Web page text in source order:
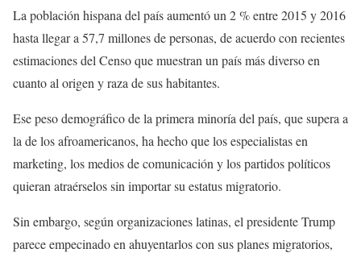
La población hispana del país aumentó un 2 % entre 2015 y 2016
hasta llegar a 57,7 millones de personas, de acuerdo con recientes
estimaciones del Censo que muestran un país más diverso en
cuanto al origen y raza de sus habitantes.
Ese peso demográfico de la primera minoría del país, que supera a
la de los afroamericanos, ha hecho que los especialistas en
marketing, los medios de comunicación y los partidos políticos
quieran atraérselos sin importar su estatus migratorio.
Sin embargo, según organizaciones latinas, el presidente Trump
parece empecinado en ahuyentarlos con sus planes migratorios,